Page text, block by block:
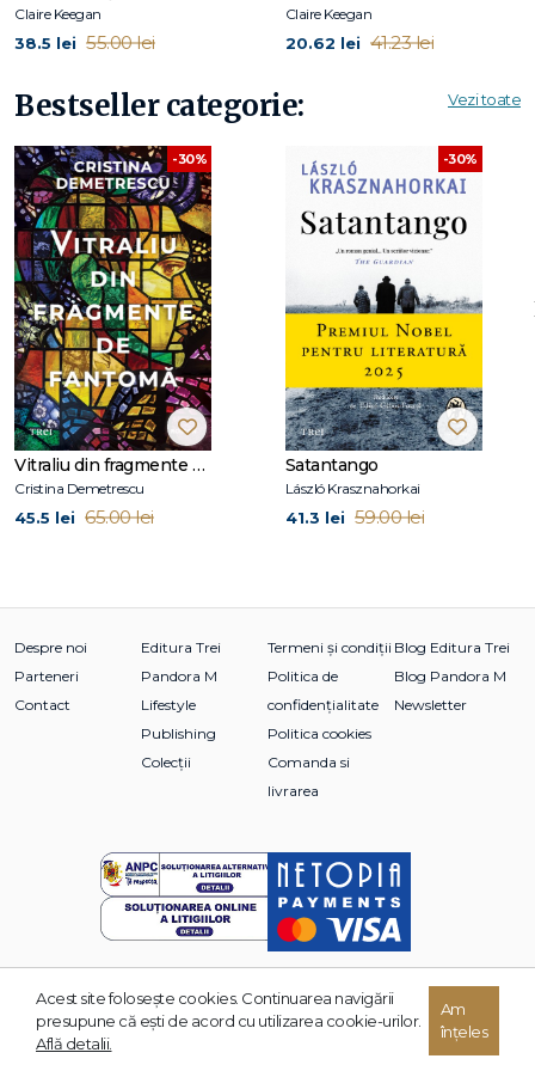
Claire Keegan
38.5 lei 55.00 lei
Claire Keegan
20.62 lei 41.23 lei
Bestseller categorie: Vezi toate
-30%
Vitraliu din fragmente de fantomă
Cristina Demetrescu
45.5 lei 65.00 lei
-30%
Satantango
László Krasznahorkai
41.3 lei 59.00 lei
Despre noi
Parteneri
Contact
Editura Trei
Pandora M
Lifestyle
Publishing
Colecții
Termeni și condiții
Politica de
confidențialitate
Politica cookies
Comanda si
livrarea
Blog Editura Trei
Blog Pandora M
Newsletter
© 2026 Grupul Editorial TREI. Toate drepturile rezervate.
Acest site foloseşte cookies. Continuarea navigării
presupune că eşti de acord cu utilizarea cookie-urilor.
Află detalii.
Am
înțeles